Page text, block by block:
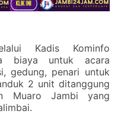
Kadis Kominfo
biaya untuk acara
gedung, penari untuk
2 unit ditanggung
Muaro Jambi yang